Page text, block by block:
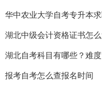
报考自考怎么查报名时间